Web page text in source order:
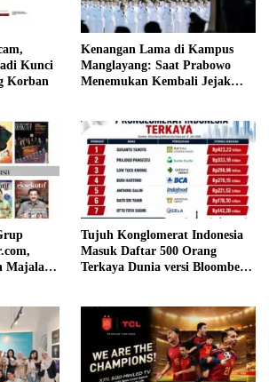
Kunci
Korban
Kenangan Lama di Kampus
Manglayang: Saat Prabowo
Menemukan Kembali Jejak
Majalah
Tujuh Konglomerat Indonesia
Masuk Daftar 500 Orang
Terkaya Dunia versi Bloomberg,